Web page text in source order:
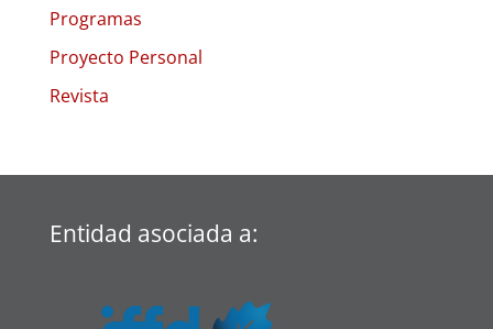
Programas
Proyecto Personal
Revista
Entidad asociada a: